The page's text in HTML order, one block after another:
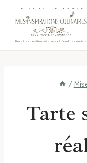
LE BLOG DE SAMAR
Recettes méditerranéennes et familiales maison
/
Tarte